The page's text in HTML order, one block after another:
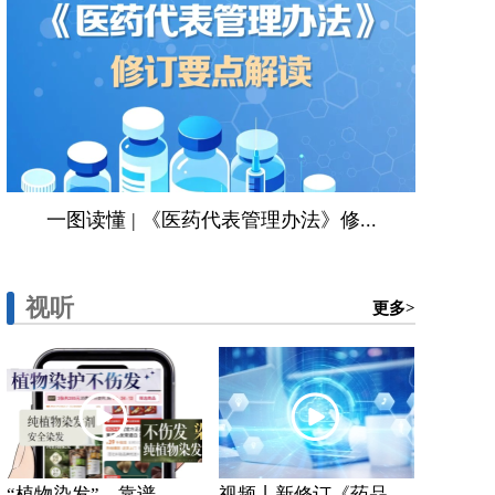
一图读懂 | 《医药代表管理办法》修...
视听 更多>